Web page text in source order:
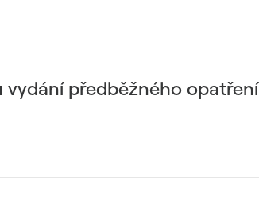
vydání předběžného opatření